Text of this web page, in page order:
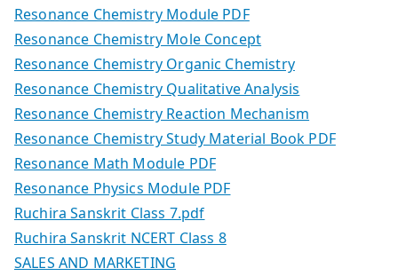
Resonance Chemistry Module PDF
Resonance Chemistry Mole Concept
Resonance Chemistry Organic Chemistry
Resonance Chemistry Qualitative Analysis
Resonance Chemistry Reaction Mechanism
Resonance Chemistry Study Material Book PDF
Resonance Math Module PDF
Resonance Physics Module PDF
Ruchira Sanskrit Class 7.pdf
Ruchira Sanskrit NCERT Class 8
SALES AND MARKETING